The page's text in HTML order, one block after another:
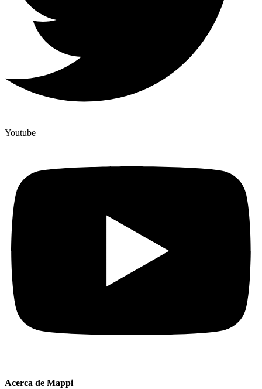
Youtube
Acerca de Mappi